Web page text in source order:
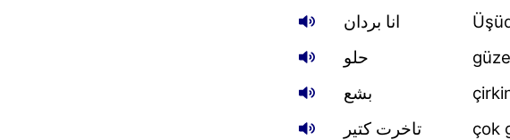
انا بردان
حلو
بشع
تاخرت كتير
çok